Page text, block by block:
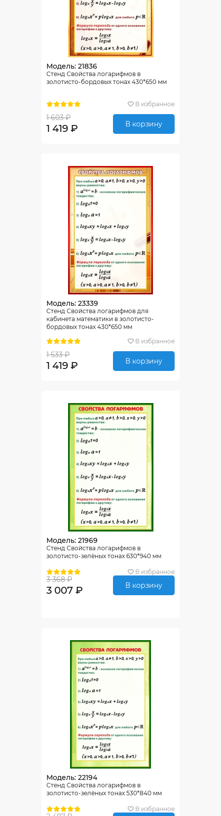
Модель: 21836
Стенд Свойства логарифмов в
золотисто-бордовых тонах 430*650 мм
В избранное
1 603 ₽
1 419 ₽ В корзину
Модель: 23339
Стенд Свойства логарифмов для
кабинета математики в золотисто-
бордовых тонах 430*650 мм
В избранное
1 533 ₽
1 419 ₽ В корзину
Модель: 21969
Стенд Свойства логарифмов в
золотисто-зелёных тонах 630*940 мм
В избранное
3 368 ₽
3 007 ₽ В корзину
Модель: 22194
Стенд Свойства логарифмов в
золотисто-зелёных тонах 530*840 мм
В избранное